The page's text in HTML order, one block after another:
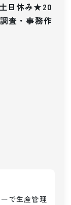
日休み★20
査・事務作
で生産管理